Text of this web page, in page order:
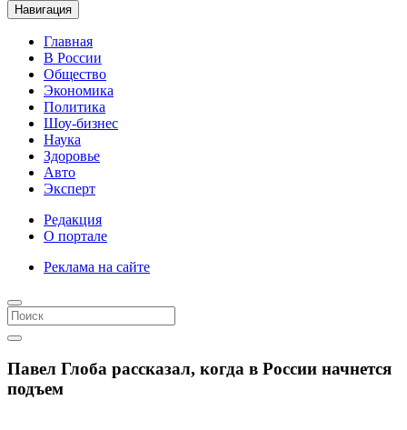
Навигация
Главная
В России
Общество
Экономика
Политика
Шоу-бизнес
Наука
Здоровье
Авто
Эксперт
Редакция
О портале
Реклама на сайте
Павел Глоба рассказал, когда в России начнется
подъем